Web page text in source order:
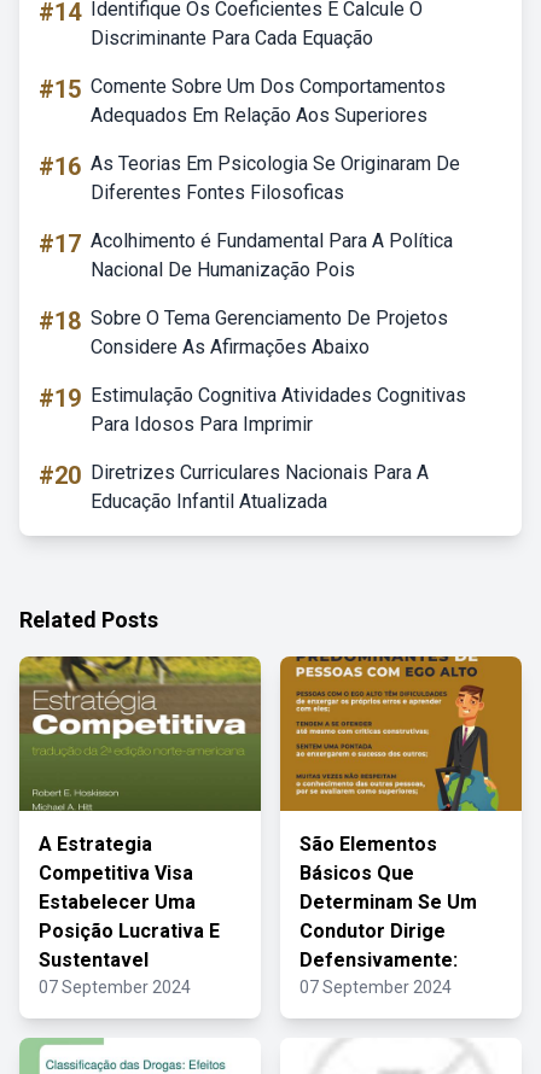
#14 Identifique Os Coeficientes E Calcule O
Discriminante Para Cada Equação
#15 Comente Sobre Um Dos Comportamentos
Adequados Em Relação Aos Superiores
#16 As Teorias Em Psicologia Se Originaram De
Diferentes Fontes Filosoficas
#17 Acolhimento é Fundamental Para A Política
Nacional De Humanização Pois
#18 Sobre O Tema Gerenciamento De Projetos
Considere As Afirmações Abaixo
#19 Estimulação Cognitiva Atividades Cognitivas
Para Idosos Para Imprimir
#20 Diretrizes Curriculares Nacionais Para A
Educação Infantil Atualizada
Related Posts
A Estrategia
Competitiva Visa
Estabelecer Uma
Posição Lucrativa E
Sustentavel
07 September 2024
São Elementos
Básicos Que
Determinam Se Um
Condutor Dirige
Defensivamente:
07 September 2024